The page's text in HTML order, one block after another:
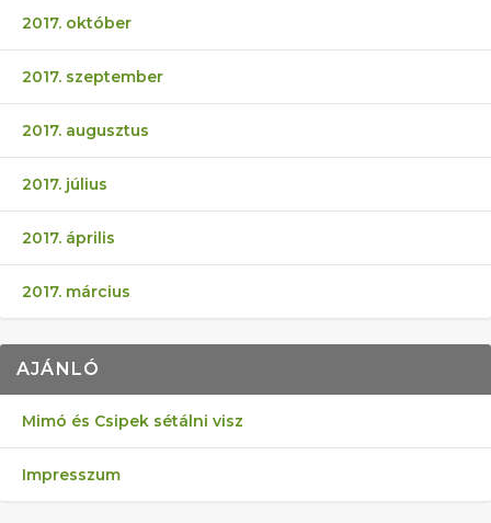
2017. október
2017. szeptember
2017. augusztus
2017. július
2017. április
2017. március
AJÁNLÓ
Mimó és Csipek sétálni visz
Impresszum